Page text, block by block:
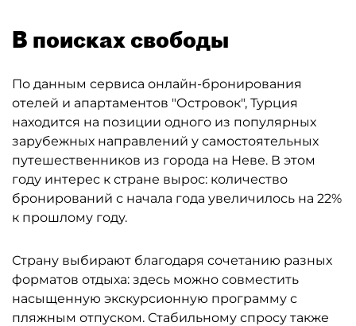
В поисках свободы
По данным сервиса онлайн-бронирования
отелей и апартаментов "Островок", Турция
находится на позиции одного из популярных
зарубежных направлений у самостоятельных
путешественников из города на Неве. В этом
году интерес к стране вырос: количество
бронирований с начала года увеличилось на 22%
к прошлому году.
Страну выбирают благодаря сочетанию разных
форматов отдыха: здесь можно совместить
насыщенную экскурсионную программу с
пляжным отпуском. Стабильному спросу также